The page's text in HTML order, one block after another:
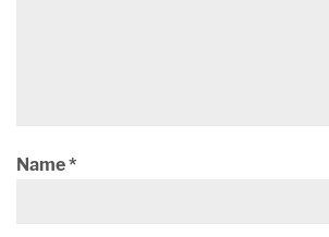
Name*